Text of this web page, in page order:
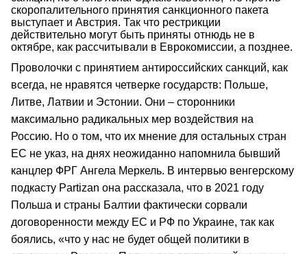
скоропалительного принятия санкционного пакета
выступает и Австрия. Так что рестрикции
действительно могут быть приняты отнюдь не в
октябре, как рассчитывали в Еврокомиссии, а позднее.
Проволочки с принятием антироссийских санкций, как
всегда, не нравятся четверке государств: Польше,
Литве, Латвии и Эстонии. Они – сторонники
максимально радикальных мер воздействия на
Россию. Но о том, что их мнение для остальных стран
ЕС не указ, на днях неожиданно напомнила бывший
канцлер ФРГ Ангела Меркель. В интервью венгерскому
подкасту Partizan она рассказала, что в 2021 году
Польша и страны Балтии фактически сорвали
договоренности между ЕС и РФ по Украине, так как
боялись, «что у нас не будет общей политики в